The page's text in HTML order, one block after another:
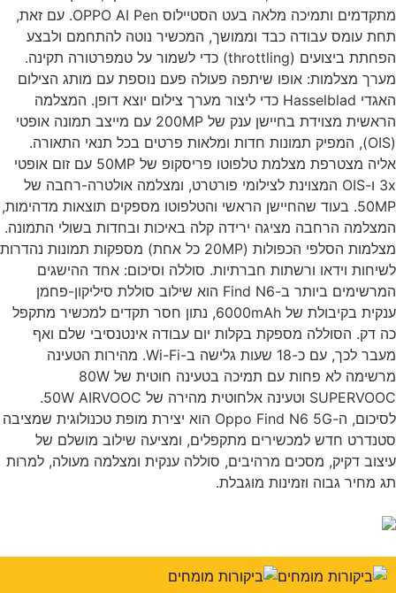
מתקדמים ותמיכה מלאה בעט הסטיילוס OPPO AI Pen. עם זאת,
עומס עבודה כבד וממושך, המכשיר נוטה להתחמם ולבצע
הפחתת ביצועים (throttling) כדי לשמור על טמפרטורה תקינה.
מצלמות: אופו שיתפה פעולה פעם נוספת עם מותג הצילום
האגדי Hasselblad כדי ליצור מערך צילום יוצא דופן. המצלמה
הראשית מצוידת בחיישן ענק של 200MP עם מייצב תמונה אופטי
(OIS), המפיק תמונות חדות ומלאות פרטים בכל תנאי התאורה.
אליה מצטרפת מצלמת טלפוטו פריסקופ של 50MP עם זום אופטי
3x ו-OIS המצוינת לצילומי פורטרט, ומצלמה אולטרה-רחבה של
50MP. בעוד שהחיישן הראשי והטלפוטו מספקים תוצאות מדהימות,
הרחבה מציגה ירידה קלה באיכות ובחדות בשולי התמונה.
מצלמות הסלפי הכפולות (20MP כל אחת) מספקות תמונות נהדרות
וידאו ורשתות חברתיות. סוללה וסיכום: אחד ההישגים
המרשימים ביותר ב-Find N6 הוא שילוב סוללת סיליקון-פחמן
ענקית בקיבולת של 6000mAh, נתון חסר תקדים למכשיר מתקפל
דק. הסוללה מספקת בקלות יום עבודה אינטנסיבי שלם ואף
מעבר לכך, עם כ-18 שעות גלישה ב-Wi-Fi. מהירות הטעינה
מרשימה לא פחות עם תמיכה בטעינה חוטית של 80W
SUPERVOOC וטעינה אלחוטית מהירה של 50W AIRVOOC.
לסיכום, ה-Oppo Find N6 5G הוא יצירת מופת טכנולוגית שמציבה
חדש למכשירים מתקפלים, ומציעה שילוב מושלם של
דקיק, מסכים מרהיבים, סוללה ענקית ומצלמה מעולה, למרות
מחיר גבוה וזמינות מוגבלת.